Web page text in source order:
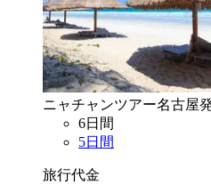
ニャチャンツアー名古屋
6日間
5日間
旅行代金